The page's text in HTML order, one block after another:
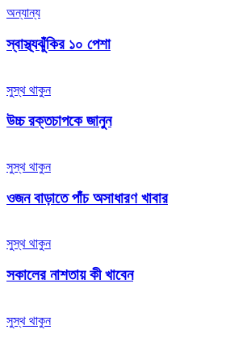
অন্যান্য
স্বাস্থ্যঝুঁকির ১০ পেশা
সুস্থ থাকুন
উচ্চ রক্তচাপকে জানুন
সুস্থ থাকুন
ওজন বাড়াতে পাঁচ অসাধারণ খাবার
সুস্থ থাকুন
সকালের নাশতায় কী খাবেন
সুস্থ থাকুন